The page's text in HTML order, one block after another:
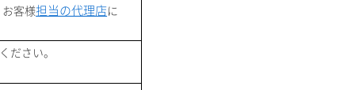
お客様担当の代理店に
ださい。